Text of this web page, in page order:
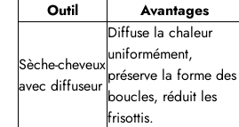
Outil Avantages
Sèche-cheveux
avec diffuseur
Diffuse la chaleur
uniformément,
préserve la forme des
boucles, réduit les
frisottis.